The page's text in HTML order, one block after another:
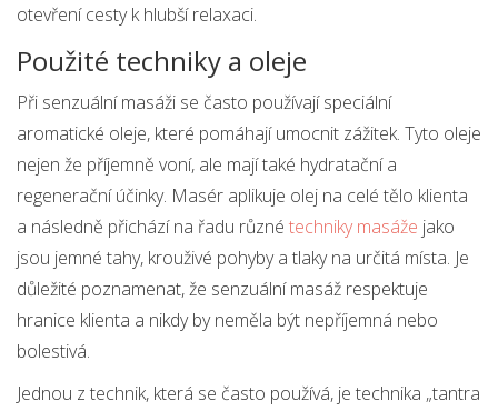
otevření cesty k hlubší relaxaci.
Použité techniky a oleje
Při senzuální masáži se často používají speciální
aromatické oleje, které pomáhají umocnit zážitek. Tyto oleje
nejen že příjemně voní, ale mají také hydratační a
regenerační účinky. Masér aplikuje olej na celé tělo klienta
a následně přichází na řadu různé techniky masáže jako
jsou jemné tahy, krouživé pohyby a tlaky na určitá místa. Je
důležité poznamenat, že senzuální masáž respektuje
hranice klienta a nikdy by neměla být nepříjemná nebo
bolestivá.
Jednou z technik, která se často používá, je technika „tantra